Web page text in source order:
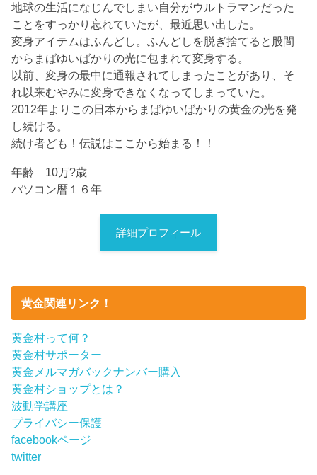
地球の生活になじんでしまい自分がウルトラマンだった
ことをすっかり忘れていたが、最近思い出した。
変身アイテムはふんどし。ふんどしを脱ぎ捨てると股間
からまばゆいばかりの光に包まれて変身する。
以前、変身の最中に通報されてしまったことがあり、そ
れ以来むやみに変身できなくなってしまっていた。
2012年よりこの日本からまばゆいばかりの黄金の光を発
し続ける。
続け者ども！伝説はここから始まる！！
年齢 10万?歳
パソコン暦１６年
詳細プロフィール
黄金関連リンク！
黄金村って何？
黄金村サポーター
黄金メルマガバックナンバー購入
黄金村ショップとは？
波動学講座
プライバシー保護
facebookページ
twitter